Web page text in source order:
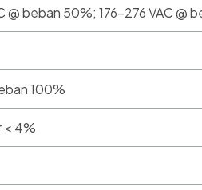
@ beban 50%; 176-276 VAC @
100%
< 4%